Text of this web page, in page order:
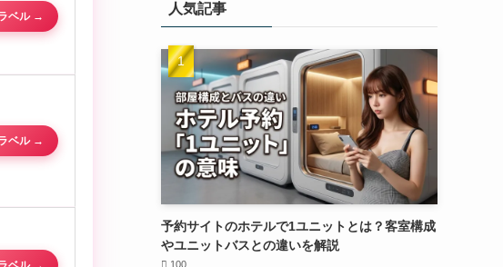
ベル →
ベル →
ベル →
人気記事
予約サイトのホテルで1ユニットとは？客室構成
やユニットバスとの違いを解説
100